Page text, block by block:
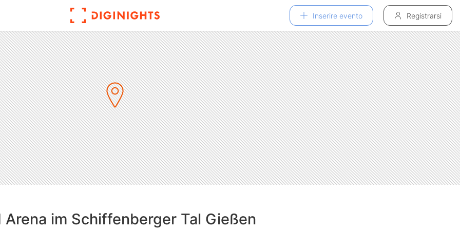
Inserire evento Registrarsi
Arena im Schiffenberger Tal Gießen